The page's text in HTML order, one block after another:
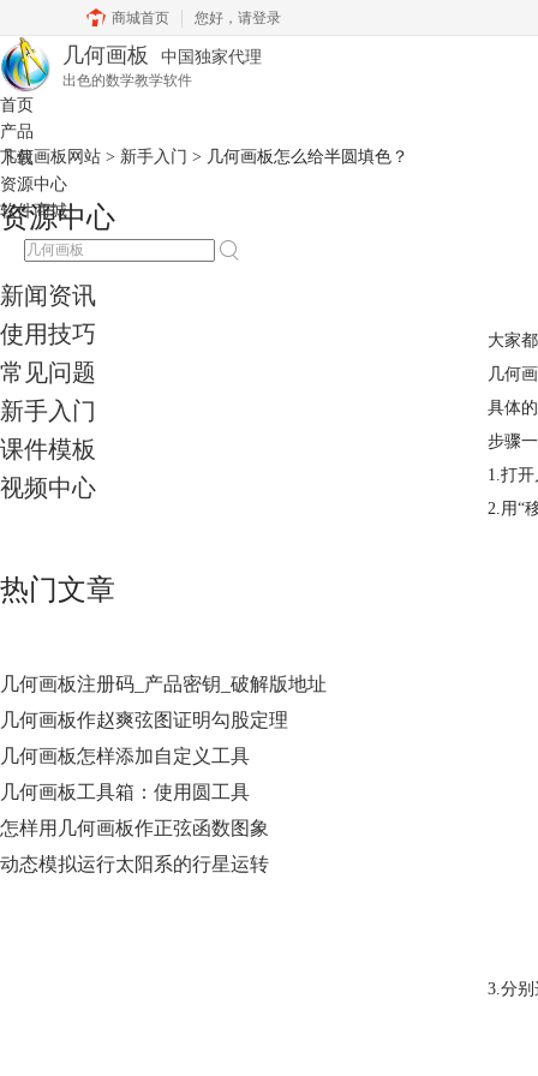
商城首页 您好， 请登录
几何画板 中国独家代理
出色的数学教学软件
首页
产品
下载
资源中心
软件商城
几何画板网站 > 新手入门 > 几何画板怎么给半圆填色？
资源中心
新闻资讯
使用技巧
常见问题
新手入门
课件模板
视频中心
热门文章
几何画板注册码_产品密钥_破解版地址
几何画板作赵爽弦图证明勾股定理
几何画板怎样添加自定义工具
几何画板工具箱：使用圆工具
怎样用几何画板作正弦函数图象
动态模拟运行太阳系的行星运转
大家
几何
具体
步骤
1.打
2.用“
3.分